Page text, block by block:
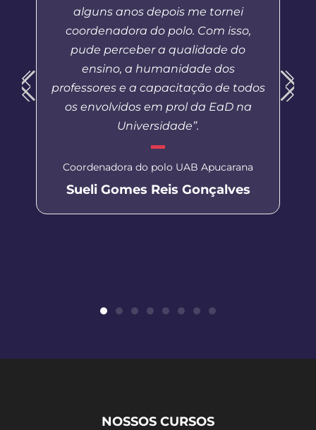
alguns anos depois me tornei
coordenadora do polo. Com isso,
pude perceber a qualidade do
ensino, a humanidade dos
professores e a capacitação de todos
os envolvidos em prol da EaD na
Universidade”.
Coordenadora do polo UAB Apucarana
Sueli Gomes Reis Gonçalves
NOSSOS CURSOS